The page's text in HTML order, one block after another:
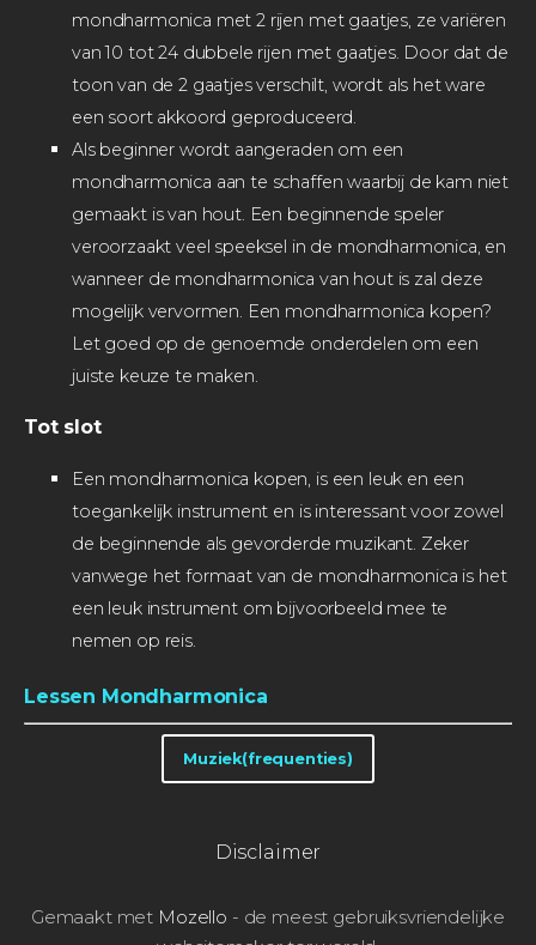
mondharmonica met 2 rijen met gaatjes, ze variëren
van 10 tot 24 dubbele rijen met gaatjes. Door dat de
toon van de 2 gaatjes verschilt, wordt als het ware
een soort akkoord geproduceerd.
Als beginner wordt aangeraden om een
mondharmonica aan te schaffen waarbij de kam niet
gemaakt is van hout. Een beginnende speler
veroorzaakt veel speeksel in de mondharmonica, en
wanneer de mondharmonica van hout is zal deze
mogelijk vervormen. Een mondharmonica kopen?
Let goed op de genoemde onderdelen om een
juiste keuze te maken.
Tot slot
Een mondharmonica kopen, is een leuk en een
toegankelijk instrument en is interessant voor zowel
de beginnende als gevorderde muzikant. Zeker
vanwege het formaat van de mondharmonica is het
een leuk instrument om bijvoorbeeld mee te
nemen op reis.
Lessen Mondharmonica
Muziek(frequenties)
Disclaimer
Gemaakt met Mozello - de meest gebruiksvriendelijke